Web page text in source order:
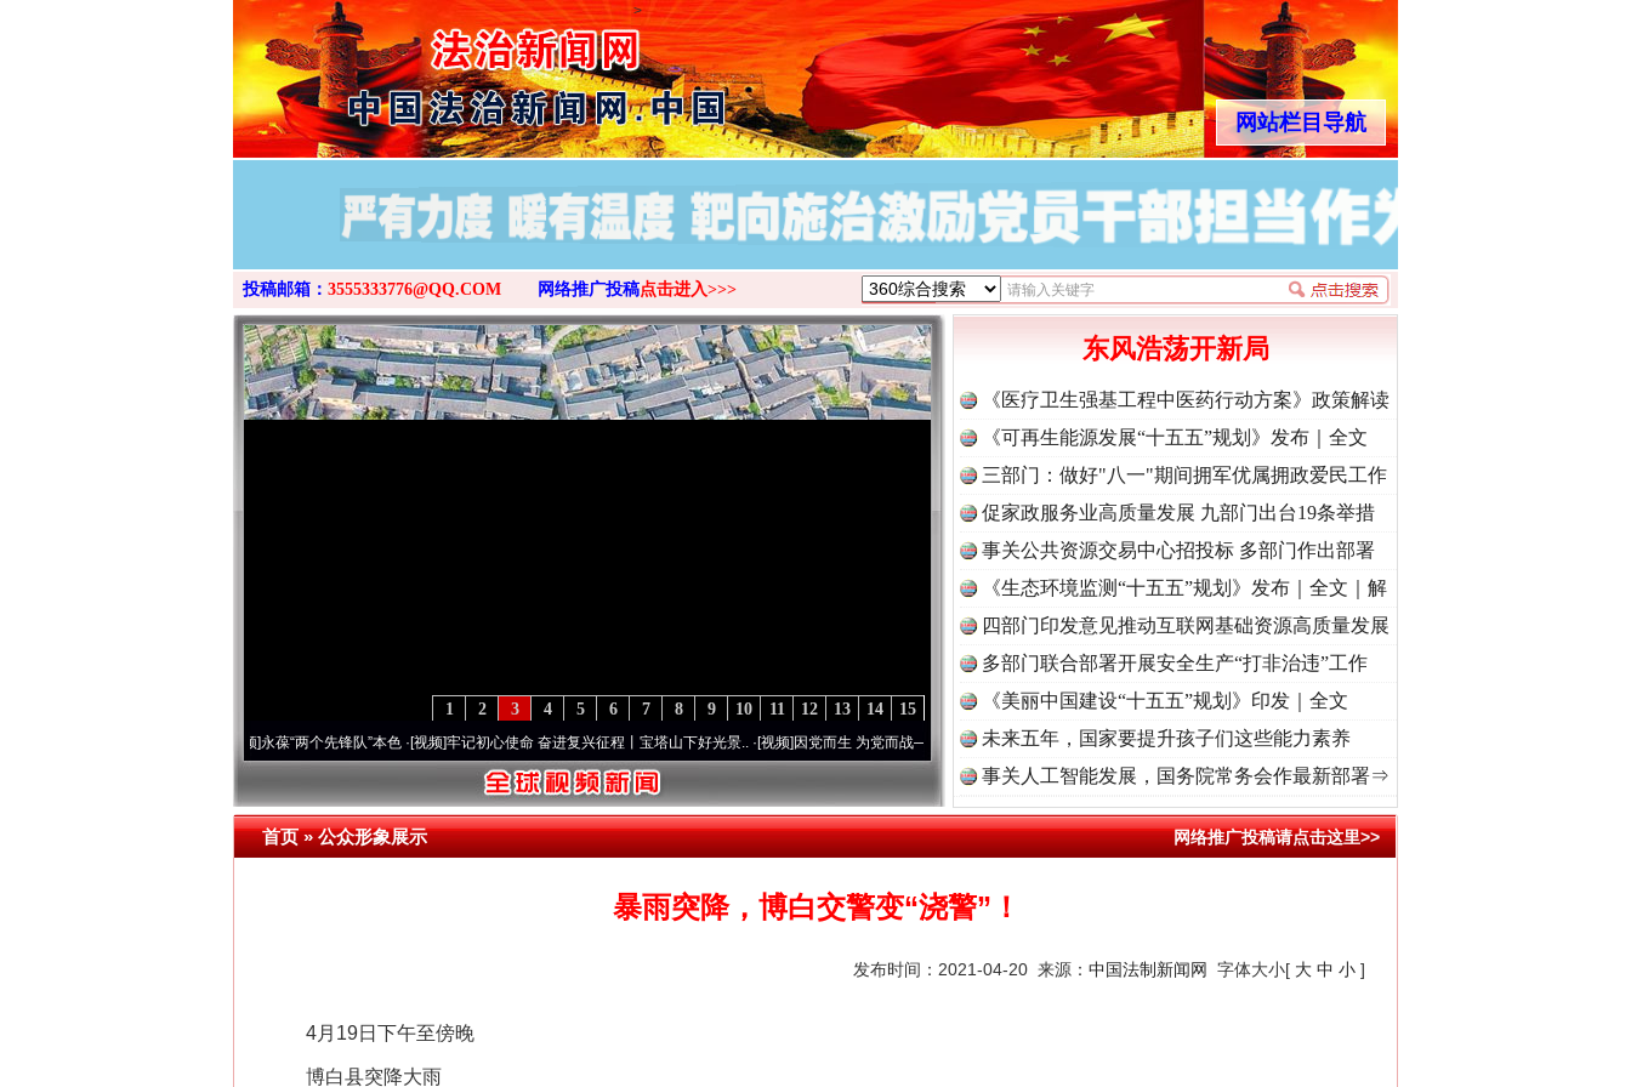
>
网站栏目导航
投稿邮箱： 3555333776@QQ.COM 网络推广投稿点击进入>>>
15
14
13
12
11
10
9
8
7
6
5
4
3
2
1
永葆“两个先锋队”本色·[视频]牢记初心使命 奋进复兴征程丨宝塔山下好光景..·[视频]因党而生 为党而战——百年“纪”事⑧加强纪律..·[视频]牢记初心使命 奋进复兴征程丨“转折之城”激荡..·[视频]
东风浩荡开新局
《医疗卫生强基工程中医药行动方案》政策解读
《可再生能源发展“十五五”规划》发布｜全文
三部门：做好"八一"期间拥军优属拥政爱民工作
促家政服务业高质量发展 九部门出台19条举措
事关公共资源交易中心招投标 多部门作出部署
《生态环境监测“十五五”规划》发布｜全文｜解
读
四部门印发意见推动互联网基础资源高质量发展
多部门联合部署开展安全生产“打非治违”工作
《美丽中国建设“十五五”规划》印发｜全文
未来五年，国家要提升孩子们这些能力素养
事关人工智能发展，国务院常务会作最新部署⇒
首页»公众形象展示 网络推广投稿请点击这里>>
暴雨突降，博白交警变“浇警”！
发布时间：2021-04-20 来源： 中国法制新闻网 字体大小[ 大 中 小 ]
4月19日下午至傍晚
博白县突降大雨